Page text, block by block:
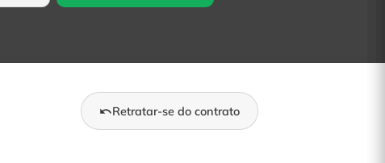
Retratar-se do contrato